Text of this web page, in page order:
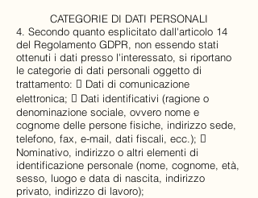
CATEGORIE DI DATI PERSONALI
4. Secondo quanto esplicitato dall'articolo 14
del Regolamento GDPR, non essendo stati
ottenuti i dati presso l'interessato, si riportano
le categorie di dati personali oggetto di
trattamento:  Dati di comunicazione
elettronica;  Dati identificativi (ragione o
denominazione sociale, ovvero nome e
cognome delle persone fisiche, indirizzo sede,
telefono, fax, e-mail, dati fiscali, ecc.); 
Nominativo, indirizzo o altri elementi di
identificazione personale (nome, cognome, età,
sesso, luogo e data di nascita, indirizzo
privato, indirizzo di lavoro);